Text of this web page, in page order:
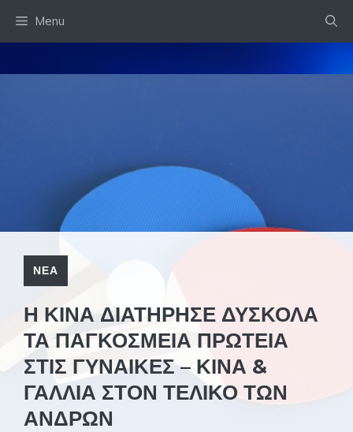
Menu
ΝΕΑ
Η ΚΙΝΑ ΔΙΑΤΗΡΗΣΕ ΔΥΣΚΟΛΑ
ΤΑ ΠΑΓΚΟΣΜΕΙΑ ΠΡΩΤΕΙΑ
ΣΤΙΣ ΓΥΝΑΙΚΕΣ – ΚΙΝΑ &
ΓΑΛΛΙΑ ΣΤΟΝ ΤΕΛΙΚΟ ΤΩΝ
ΑΝΔΡΩΝ